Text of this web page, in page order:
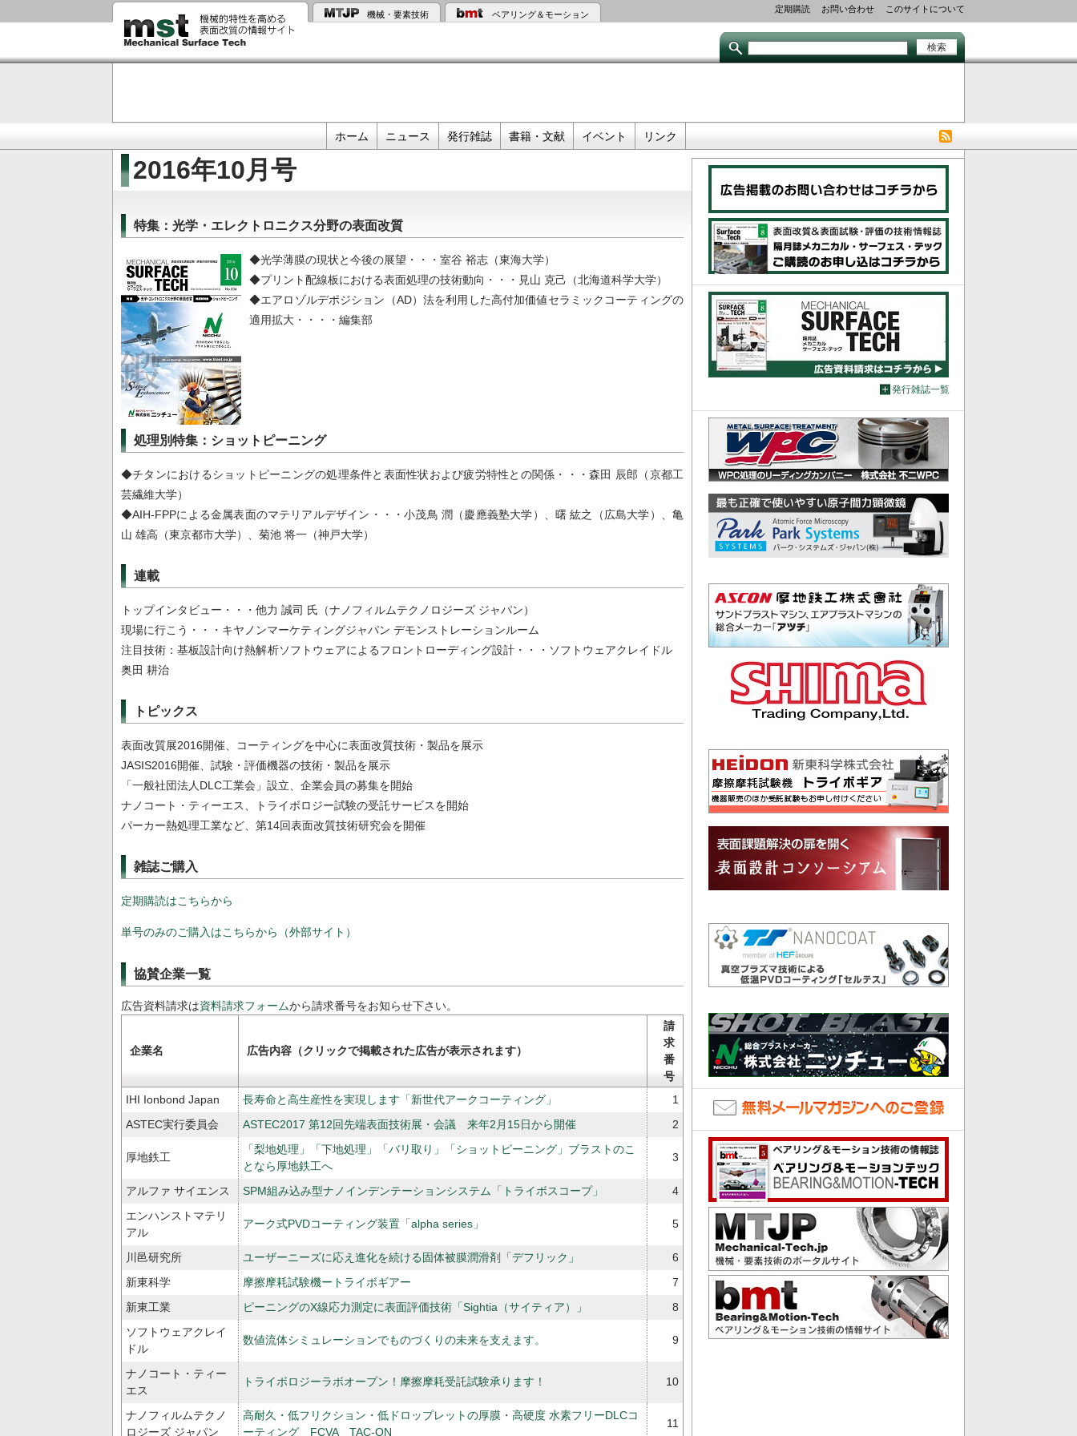
イ
ン
動
機械・要素技術 ベアリング＆モーション
links
定期購読 お問い合わせ このサイトについて
links
ホーム ニュース 発行雑誌 書籍・文献 イベント リンク
2016年10月号
特集：光学・エレクトロニクス分野の表面改質
◆光学薄膜の現状と今後の展望・・・室谷 裕志（東海大学）
◆プリント配線板における表面処理の技術動向・・・見山 克己（北海道科学大学）
◆エアロゾルデポジション（AD）法を利用した高付加価値セラミックコーティングの
適用拡大・・・・編集部
処理別特集：ショットピーニング
◆チタンにおけるショットピーニングの処理条件と表面性状および疲労特性との関係・・・森田 辰郎（京都工
芸繊維大学）
◆AIH-FPPによる金属表面のマテリアルデザイン・・・小茂鳥 潤（慶應義塾大学）、曙 紘之（広島大学）、亀
山 雄高（東京都市大学）、菊池 将一（神戸大学）
連載
トップインタビュー・・・他力 誠司 氏（ナノフィルムテクノロジーズ ジャパン）
現場に行こう・・・キヤノンマーケティングジャパン デモンストレーションルーム
注目技術：基板設計向け熱解析ソフトウェアによるフロントローディング設計・・・ソフトウェアクレイドル
奥田 耕治
トピックス
表面改質展2016開催、コーティングを中心に表面改質技術・製品を展示
JASIS2016開催、試験・評価機器の技術・製品を展示
「一般社団法人DLC工業会」設立、企業会員の募集を開始
ナノコート・ティーエス、トライボロジー試験の受託サービスを開始
パーカー熱処理工業など、第14回表面改質技術研究会を開催
雑誌ご購入
定期購読はこちらから
単号のみのご購入はこちらから（外部サイト）
協賛企業一覧
広告資料請求は資料請求フォームから請求番号をお知らせ下さい。
企業名 広告内容（クリックで掲載された広告が表示されます）
請
求
番
号
IHI Ionbond Japan
長寿命と高生産性を実現します「新世代アークコーティング」
1
ASTEC実行委員会
ASTEC2017 第12回先端表面技術展・会議 来年2月15日から開催 2
厚地鉄工
「梨地処理」「下地処理」「バリ取り」「ショットピーニング」ブラストのこ
となら厚地鉄工へ
3
アルファ サイエンス SPM組み込み型ナノインデンテーションシステム「トライボスコープ」
4
エンハンストマテリ
アル
アーク式PVDコーティング装置「alpha series」 5
川邑研究所 ユーザーニーズに応え進化を続ける固体被膜潤滑剤「デフリック」
6
新東科学
摩擦摩耗試験機ートライボギアー
7
新東工業
ピーニングのX線応力測定に表面評価技術「Sightia（サイティア）」
8
ソフトウェアクレイ
ドル
数値流体シミュレーションでものづくりの未来を支えます。 9
ナノコート・ティー
エス
トライボロジーラボオープン！摩擦摩耗受託試験承ります！ 10
ナノフィルムテクノ
ロジーズ ジャパン
高耐久・低フリクション・低ドロップレットの厚膜・高硬度 水素フリーDLCコ
ーティング FCVA TAC-ON
11
発行雑誌一覧